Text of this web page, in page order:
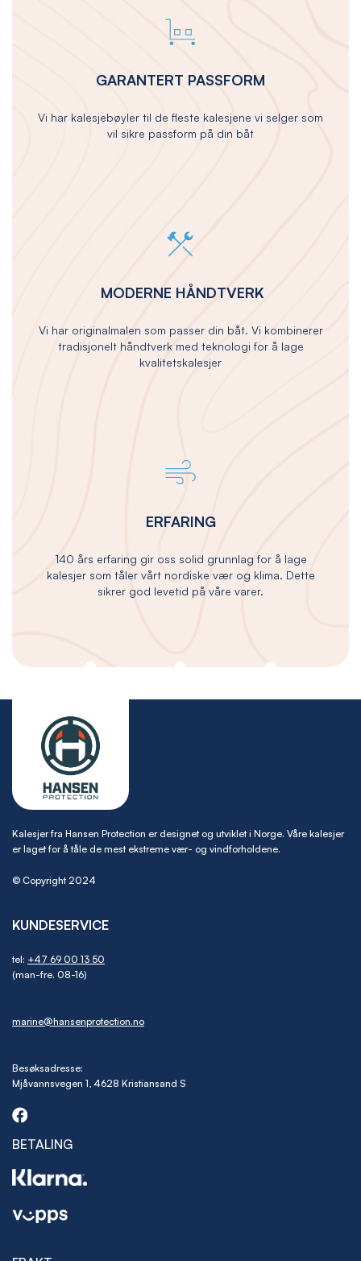
GARANTERT PASSFORM
Vi har kalesjebøyler til de fleste kalesjene vi selger som
vil sikre passform på din båt
MODERNE HÅNDTVERK
Vi har originalmalen som passer din båt. Vi kombinerer
tradisjonelt håndtverk med teknologi for å lage
kvalitetskalesjer
ERFARING
140 års erfaring gir oss solid grunnlag for å lage
kalesjer som tåler vårt nordiske vær og klima. Dette
sikrer god levetid på våre varer.
Kalesjer fra Hansen Protection er designet og utviklet i Norge. Våre kalesjer
er laget for å tåle de mest ekstreme vær- og vindforholdene.
© Copyright 2024
KUNDESERVICE
tel: +47 69 00 13 50
(man-fre. 08-16)
marine@hansenprotection.no
Besøksadresse:
Mjåvannsvegen 1, 4628 Kristiansand S
BETALING